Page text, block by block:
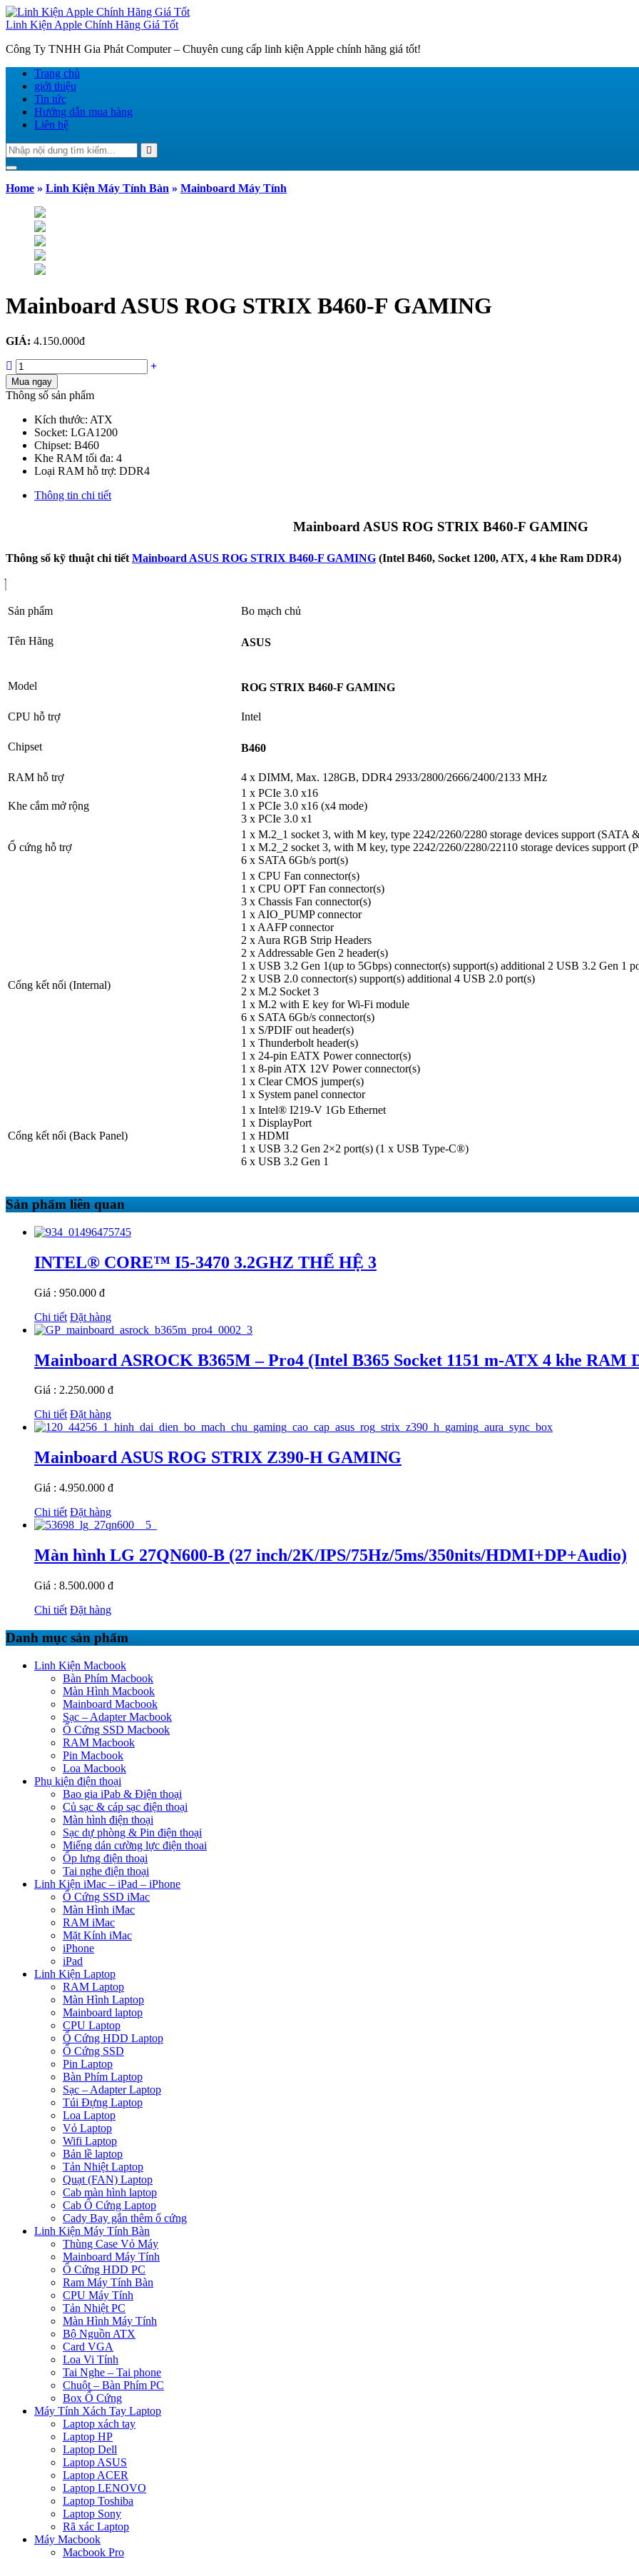
Linh Kiện Apple Chính Hãng Giá Tốt
Công Ty TNHH Gia Phát Computer – Chuyên cung cấp linh kiện Apple chính hãng giá tốt!
Trang chủ
giới thiệu
Tin tức
Hướng dẫn mua hàng
Liên hệ
Tìm
kiếm:
Toggle navigation
Home » Linh Kiện Máy Tính Bàn » Mainboard Máy Tính
Mainboard ASUS ROG STRIX B460-F GAMING
GIÁ: 4.150.000đ
Mua ngay
Thông số sản phẩm
Kích thước: ATX
Socket: LGA1200
Chipset: B460
Khe RAM tối đa: 4
Loại RAM hỗ trợ: DDR4
Thông tin chi tiết
Mainboard ASUS ROG STRIX B460-F GAMING
Thông số kỹ thuật chi tiết Mainboard ASUS ROG STRIX B460-F GAMING (Intel B460, Socket 1200, ATX, 4 khe Ram DDR4)
Sản phẩm Bo mạch chủ
Tên Hãng ASUS
Model ROG STRIX B460-F GAMING
CPU hỗ trợ Intel
Chipset B460
RAM hỗ trợ 4 x DIMM, Max. 128GB, DDR4 2933/2800/2666/2400/2133 MHz
Khe cắm mở rộng
1 x PCIe 3.0 x16
1 x PCIe 3.0 x16 (x4 mode)
3 x PCIe 3.0 x1
Ổ cứng hỗ trợ
1 x M.2_1 socket 3, with M key, type 2242/2260/2280 storage devices support (SATA
1 x M.2_2 socket 3, with M key, type 2242/2260/2280/22110 storage devices support
6 x SATA 6Gb/s port(s)
Cổng kết nối (Internal)
1 x CPU Fan connector(s)
1 x CPU OPT Fan connector(s)
3 x Chassis Fan connector(s)
1 x AIO_PUMP connector
1 x AAFP connector
2 x Aura RGB Strip Headers
2 x Addressable Gen 2 header(s)
1 x USB 3.2 Gen 1(up to 5Gbps) connector(s) support(s) additional 2 USB 3.2 Gen 1
2 x USB 2.0 connector(s) support(s) additional 4 USB 2.0 port(s)
2 x M.2 Socket 3
1 x M.2 with E key for Wi-Fi module
6 x SATA 6Gb/s connector(s)
1 x S/PDIF out header(s)
1 x Thunderbolt header(s)
1 x 24-pin EATX Power connector(s)
1 x 8-pin ATX 12V Power connector(s)
1 x Clear CMOS jumper(s)
1 x System panel connector
Cổng kết nối (Back Panel)
1 x Intel® I219-V 1Gb Ethernet
1 x DisplayPort
1 x HDMI
1 x USB 3.2 Gen 2×2 port(s) (1 x USB Type-C®)
6 x USB 3.2 Gen 1
Sản phẩm liên quan
INTEL® CORE™ I5-3470 3.2GHZ THẾ HỆ 3
Giá : 950.000 đ
Chi tiết Đặt hàng
Mainboard ASROCK B365M – Pro4 (Intel B365 Socket 1151 m-ATX 4 khe RAM
Giá : 2.250.000 đ
Chi tiết Đặt hàng
Mainboard ASUS ROG STRIX Z390-H GAMING
Giá : 4.950.000 đ
Chi tiết Đặt hàng
Màn hình LG 27QN600-B (27 inch/2K/IPS/75Hz/5ms/350nits/HDMI+DP+Audio)
Giá : 8.500.000 đ
Chi tiết Đặt hàng
Danh mục sản phẩm
Linh Kiện Macbook
Bàn Phím Macbook
Màn Hình Macbook
Mainboard Macbook
Sạc – Adapter Macbook
Ổ Cứng SSD Macbook
RAM Macbook
Pin Macbook
Loa Macbook
Phụ kiện điện thoại
Bao gia iPab & Điện thoại
Củ sạc & cáp sạc điện thoại
Màn hình điện thoại
Sạc dự phòng & Pin điện thoại
Miếng dán cường lực điện thoai
Ốp lưng điện thoại
Tai nghe điện thoại
Linh Kiện iMac – iPad – iPhone
Ổ Cứng SSD iMac
Màn Hình iMac
RAM iMac
Mặt Kính iMac
iPhone
iPad
Linh Kiện Laptop
RAM Laptop
Màn Hình Laptop
Mainboard laptop
CPU Laptop
Ổ Cứng HDD Laptop
Ổ Cứng SSD
Pin Laptop
Bàn Phím Laptop
Sạc – Adapter Laptop
Túi Đựng Laptop
Loa Laptop
Vỏ Laptop
Wifi Laptop
Bản lề laptop
Tản Nhiệt Laptop
Quạt (FAN) Laptop
Cab màn hình laptop
Cab Ổ Cứng Laptop
Cady Bay gắn thêm ổ cứng
Linh Kiện Máy Tính Bàn
Thùng Case Vỏ Máy
Mainboard Máy Tính
Ổ Cứng HDD PC
Ram Máy Tính Bàn
CPU Máy Tính
Tản Nhiệt PC
Màn Hình Máy Tính
Bộ Nguồn ATX
Card VGA
Loa Vi Tính
Tai Nghe – Tai phone
Chuột – Bàn Phím PC
Box Ổ Cứng
Máy Tính Xách Tay Laptop
Laptop xách tay
Laptop HP
Laptop Dell
Laptop ASUS
Laptop ACER
Laptop LENOVO
Laptop Toshiba
Laptop Sony
Rã xác Laptop
Máy Macbook
Macbook Pro